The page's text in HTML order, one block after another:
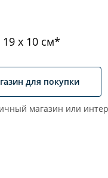
19 x 10 см*
для покупки
магазин или